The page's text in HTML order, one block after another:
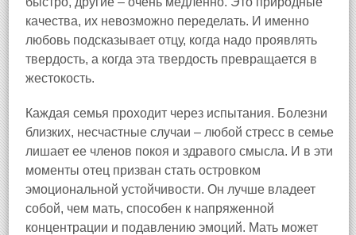
качества, их невозможно переделать. И именно
любовь подсказывает отцу, когда надо проявлять
твердость, а когда эта твердость превращается в
жестокость.
Каждая семья проходит через испытания. Болезни
близких, несчастные случаи – любой стресс в семье
лишает ее членов покоя и здравого смысла. И в эти
моменты отец призван стать островком
эмоциональной устойчивости. Он лучше владеет
собой, чем мать, способен к напряженной
концентрации и подавлению эмоций. Мать может